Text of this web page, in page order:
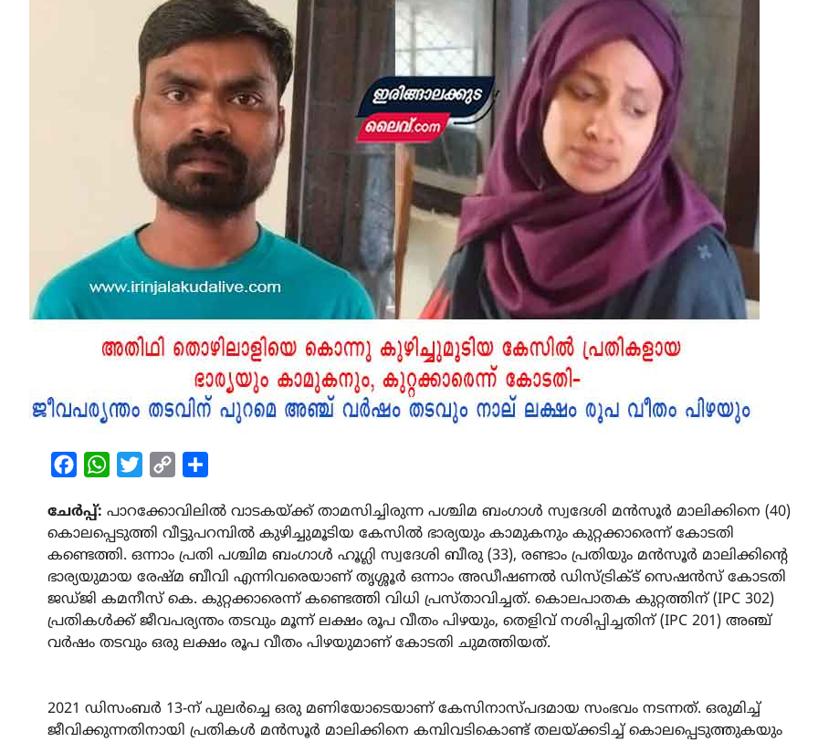
FacebookWhatsAppTwitterCopy
ചേർപ്പ്: പാറക്കോവിലിൽ വാടകയ്ക്ക് താമസിച്ചിരുന്ന പശ്ചിമ ബംഗാൾ സ്വദേശി മൻസൂർ മാലിക്കിനെ (40)
കൊലപ്പെടുത്തി വീട്ടുപറമ്പിൽ കുഴിച്ചുമൂടിയ കേസിൽ ഭാര്യയും കാമുകനും കുറ്റക്കാരെന്ന് കോടതി
കണ്ടെത്തി. ഒന്നാം പ്രതി പശ്ചിമ ബംഗാൾ ഹൂഗ്ലി സ്വദേശി ബീരു (33), രണ്ടാം പ്രതിയും മൻസൂർ മാലിക്കിന്റെ
ഭാര്യയുമായ രേഷ്മ ബീവി എന്നിവരെയാണ് തൃശ്ശൂർ ഒന്നാം അഡീഷണൽ ഡിസ്ട്രിക്ട് സെഷൻസ് കോടതി
ജഡ്ജി കമനീസ് കെ. കുറ്റക്കാരെന്ന് കണ്ടെത്തി വിധി പ്രസ്താവിച്ചത്. കൊലപാതക കുറ്റത്തിന് (IPC 302)
പ്രതികൾക്ക് ജീവപര്യന്തം തടവും മൂന്ന് ലക്ഷം രൂപ വീതം പിഴയും, തെളിവ് നശിപ്പിച്ചതിന് (IPC 201) അഞ്ച്
വർഷം തടവും ഒരു ലക്ഷം രൂപ വീതം പിഴയുമാണ് കോടതി ചുമത്തിയത്.
2021 ഡിസംബർ 13-ന് പുലർച്ചെ ഒരു മണിയോടെയാണ് കേസിനാസ്പദമായ സംഭവം നടന്നത്. ഒരുമിച്ച്
ജീവിക്കുന്നതിനായി പ്രതികൾ മൻസൂർ മാലിക്കിനെ കമ്പിവടികൊണ്ട് തലയ്ക്കടിച്ച് കൊലപ്പെടുത്തുകയും